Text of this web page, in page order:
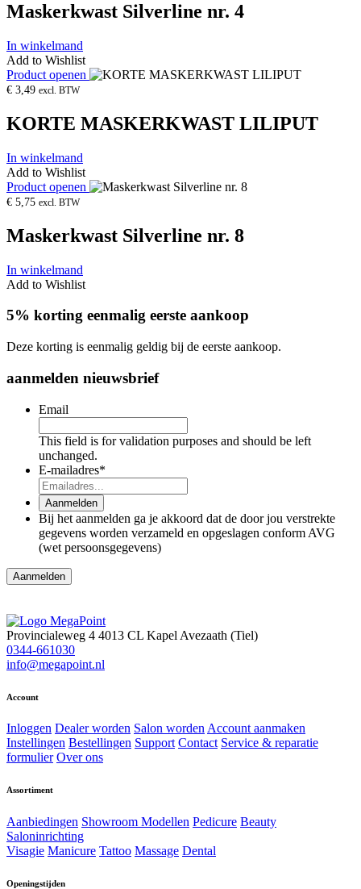
Maskerkwast Silverline nr. 4
In winkelmand
Add to Wishlist
Product openen
€ 3,49 excl. BTW
KORTE MASKERKWAST LILIPUT
In winkelmand
Add to Wishlist
Product openen
€ 5,75 excl. BTW
Maskerkwast Silverline nr. 8
In winkelmand
Add to Wishlist
5% korting eenmalig eerste aankoop
Deze korting is eenmalig geldig bij de eerste aankoop.
aanmelden nieuwsbrief
Email
This field is for validation purposes and should be left
unchanged.
E-mailadres*
Aanmelden
Bij het aanmelden ga je akkoord dat de door jou verstrekte
gegevens worden verzameld en opgeslagen conform AVG
(wet persoonsgegevens)
Aanmelden
Provincialeweg 4 4013 CL Kapel Avezaath (Tiel)
0344-661030
info@megapoint.nl
Account
Inloggen Dealer worden Salon wordenAccount aanmaken
Instellingen Bestellingen Support Contact Service & reparatie
formulier Over ons
Assortiment
Aanbiedingen Showroom Modellen Pedicure Beauty
Saloninrichting
Visagie Manicure Tattoo Massage Dental
Openingstijden